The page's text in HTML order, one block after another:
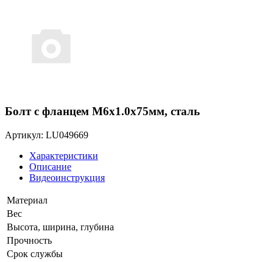
Болт с фланцем M6х1.0х75мм, сталь
Артикул: LU049669
Характеристики
Описание
Видеоинструкция
Материал
Вес
Высота, ширина, глубина
Прочность
Срок службы